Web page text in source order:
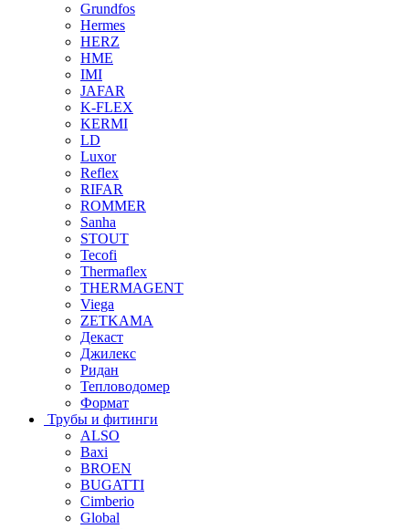
Grundfos
Hermes
HERZ
HME
IMI
JAFAR
K-FLEX
KERMI
LD
Luxor
Reflex
RIFAR
ROMMER
Sanha
STOUT
Tecofi
Thermaflex
THERMAGENT
Viega
ZETKAMA
Декаст
Джилекс
Ридан
Тепловодомер
Формат
Трубы и фитинги
ALSO
Baxi
BROEN
BUGATTI
Cimberio
Global